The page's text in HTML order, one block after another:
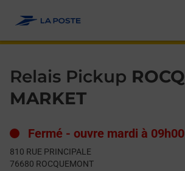
Relais Pickup ROCQ
MARKET
Fermé - ouvre mardi à 09h00
810 RUE PRINCIPALE
76680 ROCQUEMONT